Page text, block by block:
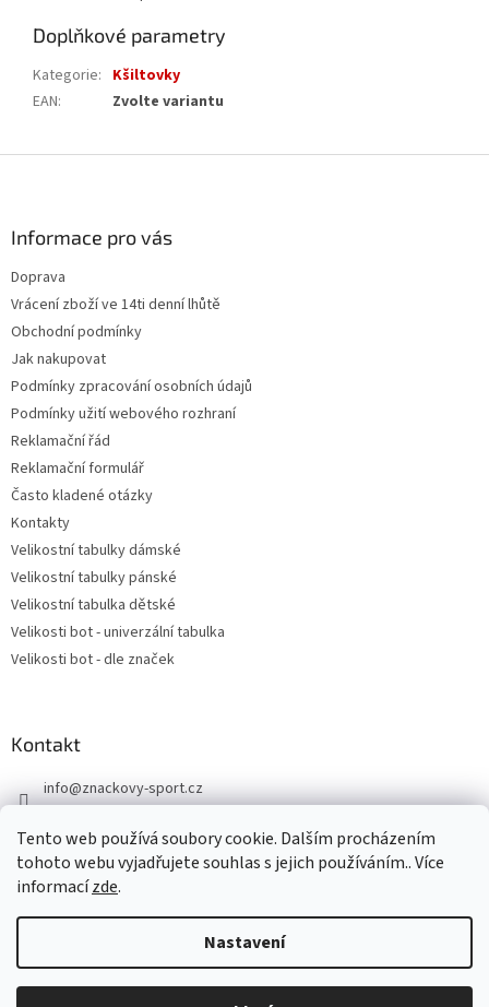
Tento web používá soubory cookie. Dalším procházením
tohoto webu vyjadřujete souhlas s jejich používáním.. Více
informacízde.
Nastavení
Doplňkové parametry
Kategorie: Kšiltovky
EAN: Zvolte variantu
Informace pro vás
Doprava
Vrácení zboží ve 14ti denní lhůtě
Obchodní podmínky
Jak nakupovat
Podmínky zpracování osobních údajů
Podmínky užití webového rozhraní
Reklamační řád
Reklamační formulář
Často kladené otázky
Kontakty
Velikostní tabulky dámské
Velikostní tabulky pánské
Velikostní tabulka dětské
Velikosti bot - univerzální tabulka
Velikosti bot - dle značek
Kontakt
info@znackovy-sport.cz
Vytvořil Shoptet